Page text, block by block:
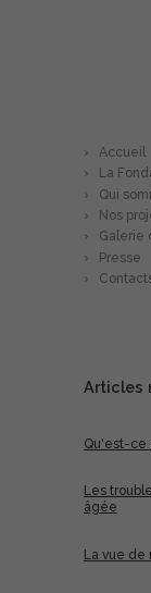
Accueil
La
Qui
Nos
Galerie
Presse
Articles
Qu'est-ce
Les
âgée
La vue de